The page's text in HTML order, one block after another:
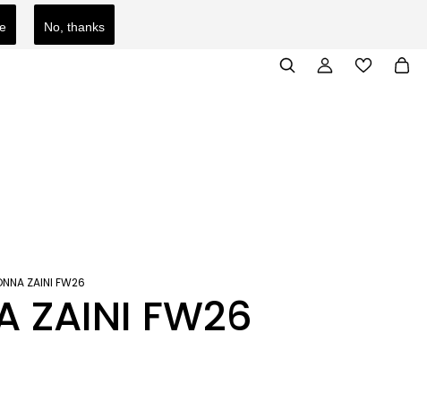
No, thanks
A SITI FAKE O FRAUDOLENTI.
ZAINI FW26
ZAINI FW26